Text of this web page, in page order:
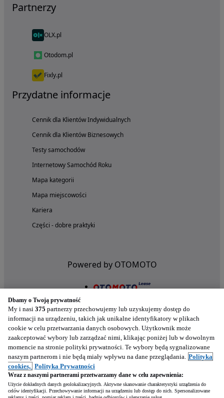
Partnerzy
OLX.pl
Otodom.pl
Fixly.pl
Przydatne informacje
Cennik dla Klientów Indywidualnych
Cennik dla Klientów Biznesowych
Testy samochodów
Internetowy Samochód Roku
Mapa kategorii
Mapa miejscowości
Kariera
Części - dobre praktyki
Powered by OTOMOTO
Nasze aplikacje w twoim telefonie
Dbamy o Twoją prywatność
My i nasi 375 partnerzy przechowujemy lub uzyskujemy dostęp do
informacji na urządzeniu, takich jak unikalne identyfikatory w plikach
cookie w celu przetwarzania danych osobowych. Użytkownik może
zaakceptować wybory lub zarządzać nimi, klikając poniżej lub w dowolnym
momencie na stronie polityki prywatności. Te wybory będą sygnalizowane
naszym partnerom i nie będą miały wpływu na dane przeglądania. Polityka
cookies, Polityka Prywatności
Wraz z naszymi partnerami przetwarzamy dane w celu zapewnienia:
Użycie dokładnych danych geolokalizacyjnych. Aktywne skanowanie charakterystyki urządzenia do
celów identyfikacji. Przechowywanie informacji na urządzeniu lub dostęp do nich. Spersonalizowane